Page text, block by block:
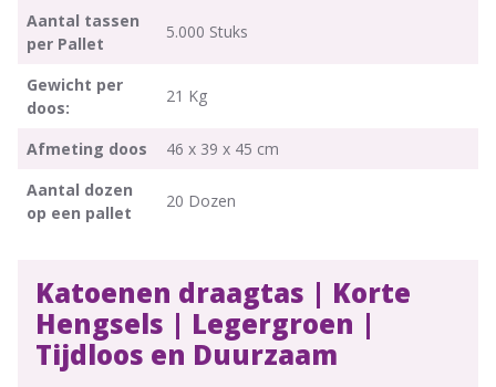
Aantal tassen
per Pallet
5.000 Stuks
Gewicht per
doos:
21 Kg
Afmeting doos
46 x 39 x 45 cm
Aantal dozen
op een pallet
20 Dozen
Katoenen draagtas | Korte
Hengsels | Legergroen |
Tijdloos en Duurzaam